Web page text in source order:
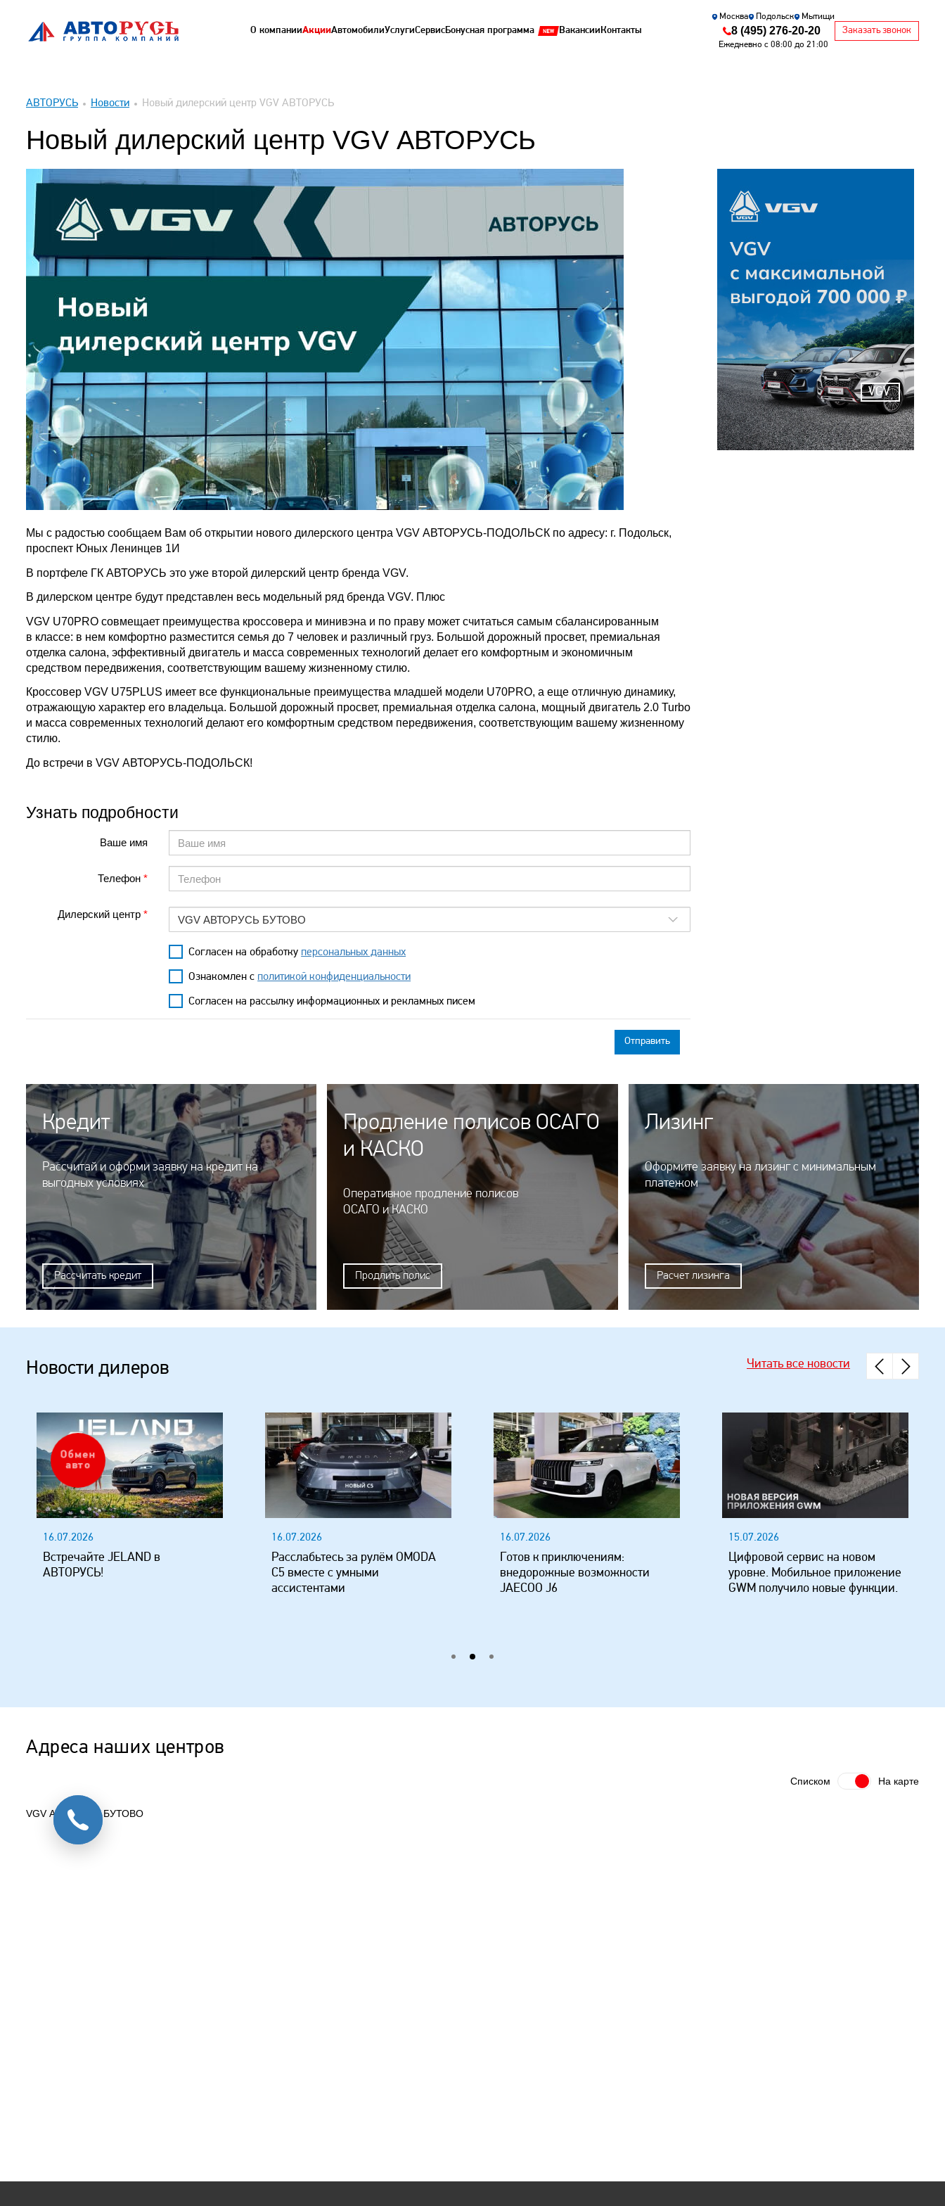
О компанииАкцииАвтомобилиУслугиСервисБонусная программа ВакансииКонтакты
Москва Подольск Мытищи
8 (495) 276-20-20
Ежедневно с 08:00 до 21:00
Заказать звонок
АВТОРУСЬ Новости Новый дилерский центр VGV АВТОРУСЬ
Новый дилерский центр VGV АВТОРУСЬ
Мы с радостью сообщаем Вам об открытии нового дилерского центра VGV АВТОРУСЬ-ПОДОЛЬСК по адресу: г. Подольск,
проспект Юных Ленинцев 1И
В портфеле ГК АВТОРУСЬ это уже второй дилерский центр бренда VGV.
В дилерском центре будут представлен весь модельный ряд бренда VGV. Плюс
VGV U70PRO совмещает преимущества кроссовера и минивэна и по праву может считаться самым сбалансированным
в классе: в нем комфортно разместится семья до 7 человек и различный груз. Большой дорожный просвет, премиальная
отделка салона, эффективный двигатель и масса современных технологий делает его комфортным и экономичным
средством передвижения, соответствующим вашему жизненному стилю.
Кроссовер VGV U75PLUS имеет все функциональные преимущества младшей модели U70PRO, а еще отличную динамику,
отражающую характер его владельца. Большой дорожный просвет, премиальная отделка салона, мощный двигатель 2.0 Turbo
и масса современных технологий делают его комфортным средством передвижения, соответствующим вашему жизненному
стилю.
До встречи в VGV АВТОРУСЬ-ПОДОЛЬСК!
Узнать подробности
Ваше имя
Телефон
Дилерский центр VGV АВТОРУСЬ БУТОВО
Согласен на обработку персональных данных
Ознакомлен с политикой конфиденциальности
Согласен на рассылку информационных и рекламных писем
VGV
Кредит
Рассчитай и оформи заявку на кредит на
выгодных условиях
Рассчитать кредит
Продление полисов ОСАГО
и КАСКО
Оперативное продление полисов
ОСАГО и КАСКО
Продлить полис
Лизинг
Оформите заявку на лизинг с минимальным
платежом
Расчет лизинга
Новости дилеров Читать все новости
16.07.2026
Встречайте JELAND в
АВТОРУСЬ!
16.07.2026
Расслабьтесь за рулём OMODA
C5 вместе с умными
ассистентами
16.07.2026
Готов к приключениям:
внедорожные возможности
JAECOO J6
15.07.2026
Цифровой сервис на новом
уровне. Мобильное приложение
GWM получило новые функции.
Адреса наших центров
Списком На карте
VGV АВТОРУСЬ БУТОВО
Обмен
авто